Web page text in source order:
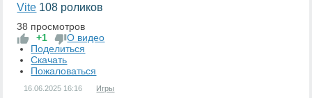
Vite 108 роликов
38 просмотров
+1
О видео
Поделиться
Скачать
Пожаловаться
16.06.2025 16:16 Игры